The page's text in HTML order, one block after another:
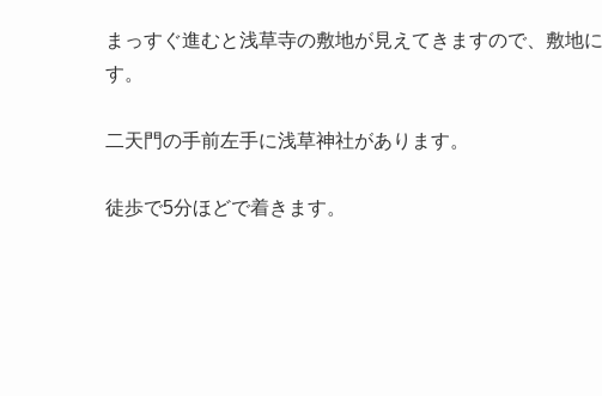
まっすぐ進むと浅草寺の敷地が見えてきますので、敷地
す。
二天門の手前左手に浅草神社があります。
徒歩で5分ほどで着きます。